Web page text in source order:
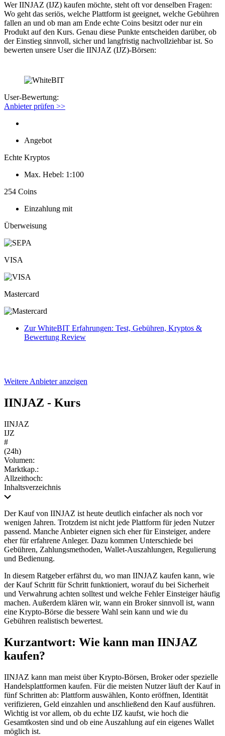
Wer IINJAZ (IJZ) kaufen möchte, steht oft vor denselben Fragen:
Wo geht das seriös, welche Plattform ist geeignet, welche Gebühren
fallen an und ob man am Ende echte Coins besitzt oder nur ein
Produkt auf den Kurs. Genau diese Punkte entscheiden darüber, ob
der Einstieg sinnvoll, sicher und langfristig nachvollziehbar ist. So
bewerten unsere User die IINJAZ (IJZ)-Börsen:
User-Bewertung:
Anbieter prüfen >>
Angebot
Echte Kryptos
Max. Hebel: 1:100
254 Coins
Einzahlung mit
Überweisung
VISA
Mastercard
Zur WhiteBIT Erfahrungen: Test, Gebühren, Kryptos &
Bewertung Review
Weitere Anbieter anzeigen
IINJAZ - Kurs
IINJAZ
IJZ
#
(24h)
Volumen:
Marktkap.:
Allzeithoch:
Inhaltsverzeichnis
Der Kauf von IINJAZ ist heute deutlich einfacher als noch vor
wenigen Jahren. Trotzdem ist nicht jede Plattform für jeden Nutzer
passend. Manche Anbieter eignen sich eher für Einsteiger, andere
eher für erfahrene Anleger. Dazu kommen Unterschiede bei
Gebühren, Zahlungsmethoden, Wallet-Auszahlungen, Regulierung
und Bedienung.
In diesem Ratgeber erfährst du, wo man IINJAZ kaufen kann, wie
der Kauf Schritt für Schritt funktioniert, worauf du bei Sicherheit
und Verwahrung achten solltest und welche Fehler Einsteiger häufig
machen. Außerdem klären wir, wann ein Broker sinnvoll ist, wann
eine Krypto-Börse die bessere Wahl sein kann und wie du
Gebühren realistisch bewertest.
Kurzantwort: Wie kann man IINJAZ
kaufen?
IINJAZ kann man meist über Krypto-Börsen, Broker oder spezielle
Handelsplattformen kaufen. Für die meisten Nutzer läuft der Kauf in
fünf Schritten ab: Plattform auswählen, Konto eröffnen, Identität
verifizieren, Geld einzahlen und anschließend den Kauf ausführen.
Wichtig ist vor allem, ob du echte IJZ kaufst, wie hoch die
Gesamtkosten sind und ob eine Auszahlung auf ein eigenes Wallet
möglich ist.